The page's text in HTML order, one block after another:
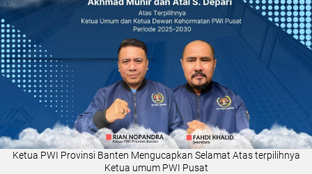
Ketua PWI Provinsi Banten Mengucapkan Selamat Atas terpilihnya
Ketua umum PWI Pusat